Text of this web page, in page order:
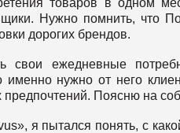
товаров в одном
Нужно помнить, что
дорогих брендов.
свои ежедневные
именно нужно от него
предпочтений. Поясню на
я пытался понять, с